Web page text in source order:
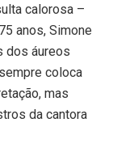
calorosa –
anos, Simone
dos áureos
coloca
mas
da cantora